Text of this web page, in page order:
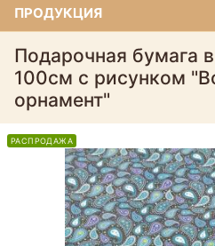
ПРОДУКЦИЯ
Подарочная бумага
100см с рисунком
орнамент"
РАСПРОДАЖА